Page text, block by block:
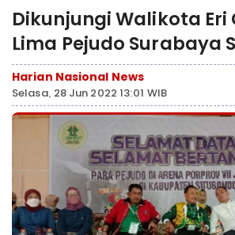
Dikunjungi Walikota Eri
Lima Pejudo Surabaya
Harian Nasional News
Selasa, 28 Jun 2022 13:01 WIB